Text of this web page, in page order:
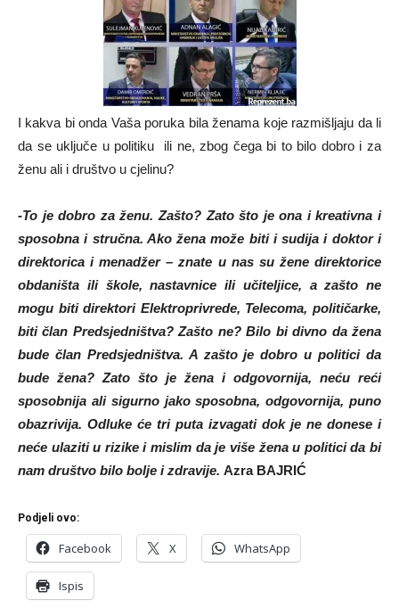
I kakva bi onda Vaša poruka bila ženama koje razmišljaju da li
da se uključe u politiku ili ne, zbog čega bi to bilo dobro i za
ženu ali i društvo u cjelinu?
-To je dobro za ženu. Zašto? Zato što je ona i kreativna i
sposobna i stručna. Ako žena može biti i sudija i doktor i
direktorica i menadžer – znate u nas su žene direktorice
obdaništa ili škole, nastavnice ili učiteljice, a zašto ne
mogu biti direktori Elektroprivrede, Telecoma, političarke,
biti član Predsjedništva? Zašto ne? Bilo bi divno da žena
bude član Predsjedništva. A zašto je dobro u politici da
bude žena? Zato što je žena i odgovornija, neću reći
sposobnija ali sigurno jako sposobna, odgovornija, puno
obazrivija. Odluke će tri puta izvagati dok je ne donese i
neće ulaziti u rizike i mislim da je više žena u politici da bi
nam društvo bilo bolje i zdravije. Azra BAJRIĆ
Podjeli ovo:
Facebook X WhatsApp
Ispis